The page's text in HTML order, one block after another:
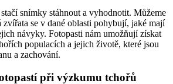
snímky stáhnout a vyhodnotit. Můžeme
se v dané oblasti pohybují, jaké mají
návyky. Fotopasti nám umožňují získat
populacích a jejich životě, které jsou
a zachování.
při výzkumu tchořů